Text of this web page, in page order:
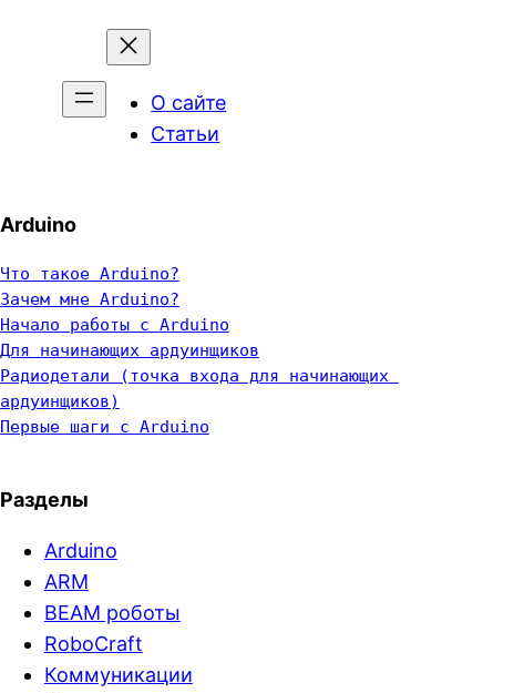
О сайте
Статьи
Arduino
Что такое Arduino?
Зачем мне Arduino?
Начало работы с Arduino
Для начинающих ардуинщиков
Радиодетали (точка входа для начинающих
ардуинщиков)
Первые шаги с Arduino
Разделы
Arduino
ARM
BEAM роботы
RoboCraft
Коммуникации